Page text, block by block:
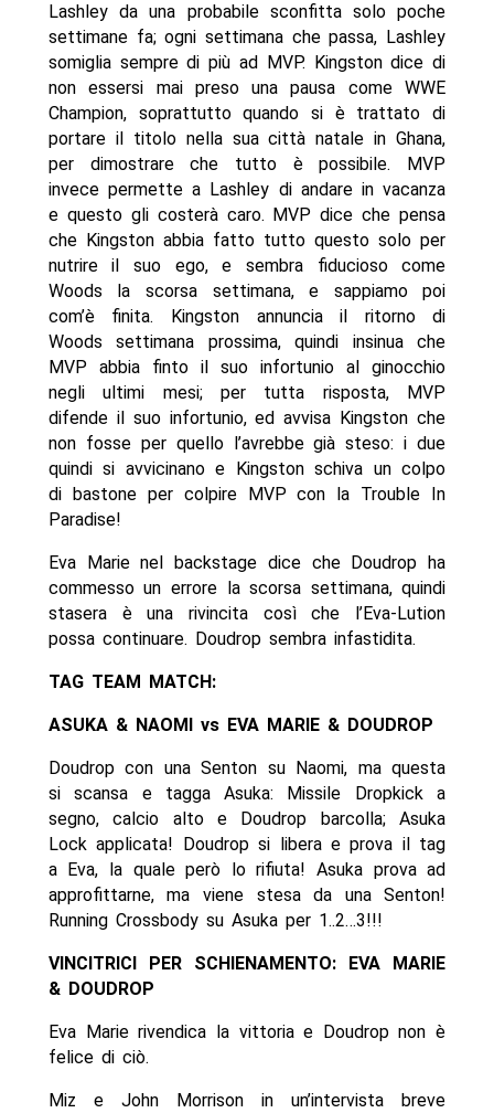
Lashley da una probabile sconfitta solo poche
settimane fa; ogni settimana che passa, Lashley
somiglia sempre di più ad MVP. Kingston dice di
non essersi mai preso una pausa come WWE
Champion, soprattutto quando si è trattato di
portare il titolo nella sua città natale in Ghana,
per dimostrare che tutto è possibile. MVP
invece permette a Lashley di andare in vacanza
e questo gli costerà caro. MVP dice che pensa
che Kingston abbia fatto tutto questo solo per
nutrire il suo ego, e sembra fiducioso come
Woods la scorsa settimana, e sappiamo poi
com’è finita. Kingston annuncia il ritorno di
Woods settimana prossima, quindi insinua che
MVP abbia finto il suo infortunio al ginocchio
negli ultimi mesi; per tutta risposta, MVP
difende il suo infortunio, ed avvisa Kingston che
non fosse per quello l’avrebbe già steso: i due
quindi si avvicinano e Kingston schiva un colpo
di bastone per colpire MVP con la Trouble In
Paradise!
Eva Marie nel backstage dice che Doudrop ha
commesso un errore la scorsa settimana, quindi
stasera è una rivincita così che l’Eva-Lution
possa continuare. Doudrop sembra infastidita.
TAG TEAM MATCH:
ASUKA & NAOMI vs EVA MARIE & DOUDROP
Doudrop con una Senton su Naomi, ma questa
si scansa e tagga Asuka: Missile Dropkick a
segno, calcio alto e Doudrop barcolla; Asuka
Lock applicata! Doudrop si libera e prova il tag
a Eva, la quale però lo rifiuta! Asuka prova ad
approfittarne, ma viene stesa da una Senton!
Running Crossbody su Asuka per 1..2…3!!!
VINCITRICI PER SCHIENAMENTO: EVA MARIE
& DOUDROP
Eva Marie rivendica la vittoria e Doudrop non è
felice di ciò.
Miz e John Morrison in un’intervista breve